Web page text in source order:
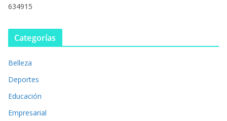
634915
Categorías
Belleza
Deportes
Educación
Empresarial